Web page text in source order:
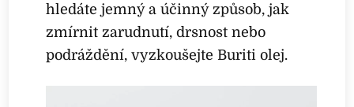
hledáte jemný a účinný způsob, jak
zmírnit zarudnutí, drsnost nebo
podráždění, vyzkoušejte Buriti olej.